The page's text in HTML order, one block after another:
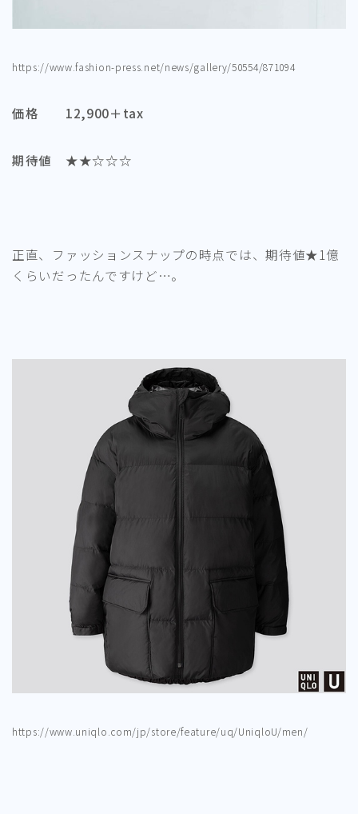
https://www.fashion-press.net/news/gallery/50554/871094
価格 12,900＋tax
期待値 ★★☆☆☆
正直、ファッションスナップの時点では、期待値★1億
くらいだったんですけど…。
https://www.uniqlo.com/jp/store/feature/uq/UniqloU/men/